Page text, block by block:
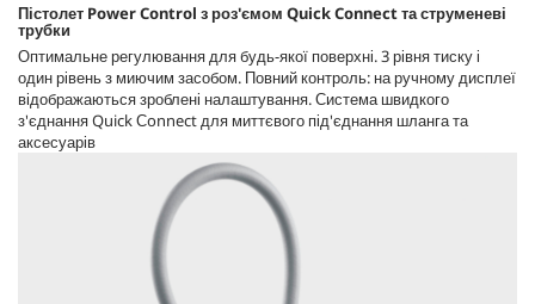
Пістолет Power Control з роз'ємом Quick Connectта струменеві
трубки
Оптимальне регулювання для будь-якої поверхні. 3 рівня тиску і
один рівень з миючим засобом. Повний контроль: на ручному дисплеї
відображаються зроблені налаштування. Система швидкого
з'єднання Quick Сonnect для миттєвого під'єднання шланга та
аксесуарів